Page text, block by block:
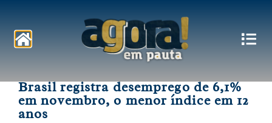
Brasil registra desemprego de 6,1%
em novembro, o menor índice em 12
anos